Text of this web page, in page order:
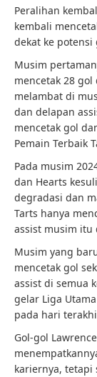
Peralihan
kembali
dekat ke potensi
Musim
mencetak 28
melambat di
dan delapan
mencetak gol
Pemain Terbaik
Pada musim
dan Hearts
degradasi dan
Tarts hanya
assist musim itu
Musim yang
mencetak gol
assist di semua
gelar Liga
pada hari
Gol-gol
kariernya, tetapi